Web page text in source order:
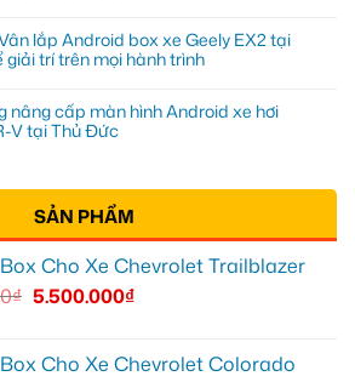
lắp Android box xe Geely EX2 tại
giải trí trên mọi hành trình
nâng cấp màn hình Android xe hơi
V tại Thủ Đức
SẢN PHẨM
Cho Xe Chevrolet Trailblazer
₫ 5.500.000₫
Cho Xe Chevrolet Colorado